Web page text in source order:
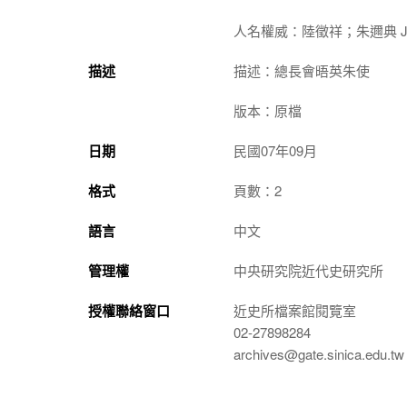
人名權威：陸徵祥；朱邇典
描述 描述：總長會晤英朱使
版本：原檔
日期 民國07年09月
格式 頁數：2
語言 中文
管理權 中央研究院近代史研究所
授權聯絡窗口
近史所檔案館閱覽室
02-27898284
archives@gate.sinica.edu.tw